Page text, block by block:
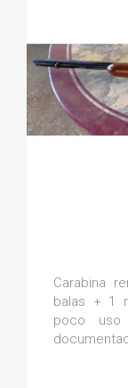
Carabina
balas + 1
poco